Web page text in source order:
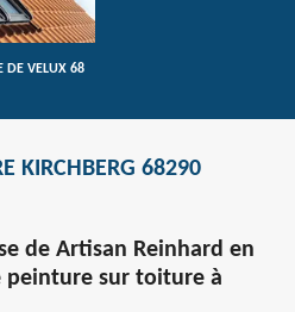
DE VELUX 68
KIRCHBERG 68290
de Artisan Reinhard en
peinture sur toiture à